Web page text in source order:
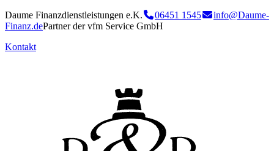
Daume Finanzdienstleistungen e.K. 06451 1545
info@Daume-
Finanz.dePartner der vfm Service GmbH
Kontakt